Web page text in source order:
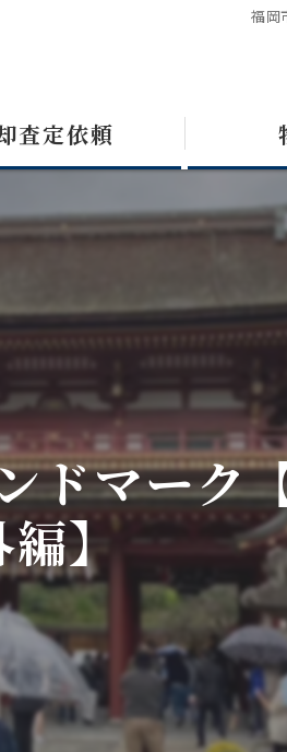
福岡
査定依頼
ドマー
編】